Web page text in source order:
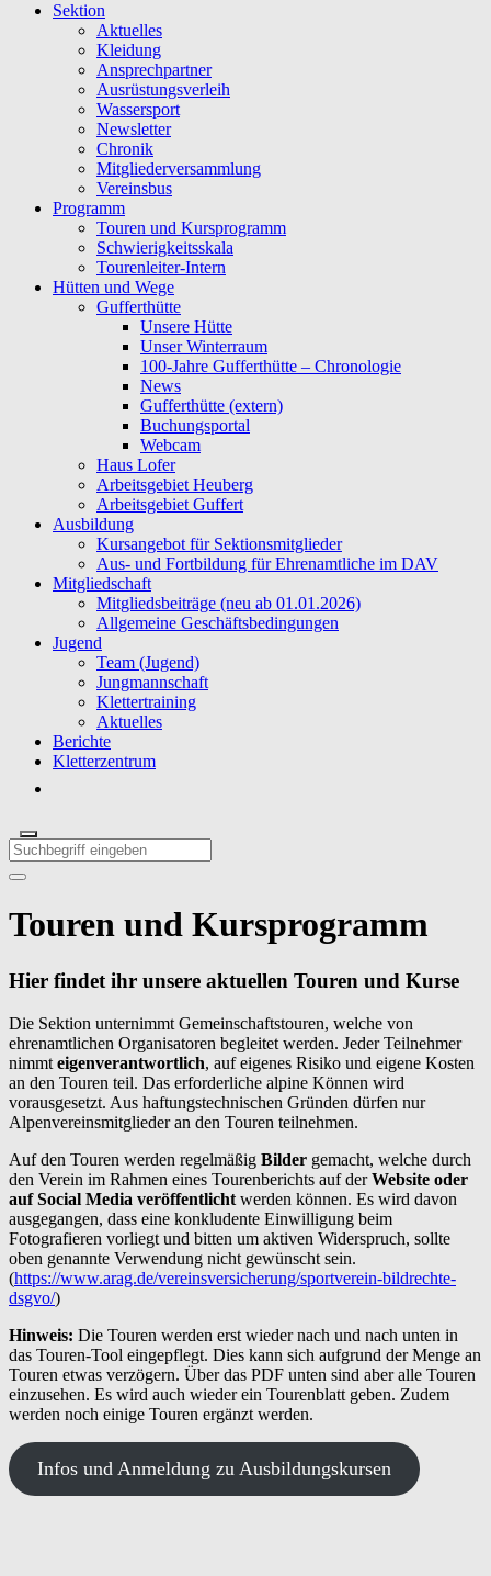
Sektion
Aktuelles
Kleidung
Ansprechpartner
Ausrüstungsverleih
Wassersport
Newsletter
Chronik
Mitgliederversammlung
Vereinsbus
Programm
Touren und Kursprogramm
Schwierigkeitsskala
Tourenleiter-Intern
Hütten und Wege
Gufferthütte
Unsere Hütte
Unser Winterraum
100-Jahre Gufferthütte – Chronologie
News
Gufferthütte (extern)
Buchungsportal
Webcam
Haus Lofer
Arbeitsgebiet Heuberg
Arbeitsgebiet Guffert
Ausbildung
Kursangebot für Sektionsmitglieder
Aus- und Fortbildung für Ehrenamtliche im DAV
Mitgliedschaft
Mitgliedsbeiträge (neu ab 01.01.2026)
Allgemeine Geschäftsbedingungen
Jugend
Team (Jugend)
Jungmannschaft
Klettertraining
Aktuelles
Berichte
Kletterzentrum
Touren und Kursprogramm
Hier findet ihr unsere aktuellen Touren und Kurse
Die Sektion unternimmt Gemeinschaftstouren, welche von
ehrenamtlichen Organisatoren begleitet werden. Jeder Teilnehmer
nimmt eigenverantwortlich, auf eigenes Risiko und eigene Kosten
an den Touren teil. Das erforderliche alpine Können wird
vorausgesetzt. Aus haftungstechnischen Gründen dürfen nur
Alpenvereinsmitglieder an den Touren teilnehmen.
Auf den Touren werden regelmäßig Bilder gemacht, welche durch
den Verein im Rahmen eines Tourenberichts auf derWebsite oder
auf Social Media veröffentlicht werden können. Es wird davon
ausgegangen, dass eine konkludente Einwilligung beim
Fotografieren vorliegt und bitten um aktiven Widerspruch, sollte
oben genannte Verwendung nicht gewünscht sein.
(https://www.arag.de/vereinsversicherung/sportverein-bildrechte-
dsgvo/)
Hinweis: Die Touren werden erst wieder nach und nach unten in
das Touren-Tool eingepflegt. Dies kann sich aufgrund der Menge an
Touren etwas verzögern. Über das PDF unten sind aber alle Touren
einzusehen. Es wird auch wieder ein Tourenblatt geben. Zudem
werden noch einige Touren ergänzt werden.
Infos und Anmeldung zu Ausbildungskursen